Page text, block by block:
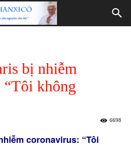
bị nhiễm
“Tôi không
6698
coronavirus: “Tôi